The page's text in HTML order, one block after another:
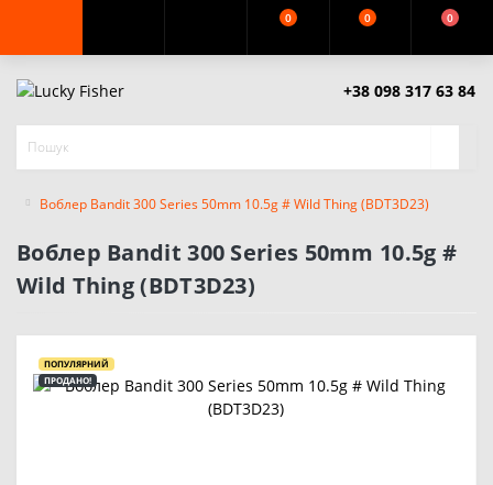
0 0 0
+38 098 317 63 84
Воблер Bandit 300 Series 50mm 10.5g # Wild Thing (BDT3D23)
Воблер Bandit 300 Series 50mm 10.5g #
Wild Thing (BDT3D23)
ПОПУЛЯРНИЙ
ПРОДАНО!